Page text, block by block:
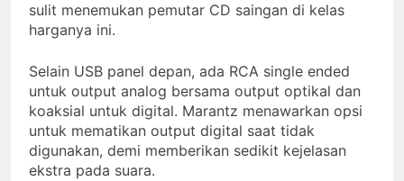
sulit menemukan pemutar CD saingan di kelas
harganya ini.
Selain USB panel depan, ada RCA single ended
untuk output analog bersama output optikal dan
koaksial untuk digital. Marantz menawarkan opsi
untuk mematikan output digital saat tidak
digunakan, demi memberikan sedikit kejelasan
ekstra pada suara.